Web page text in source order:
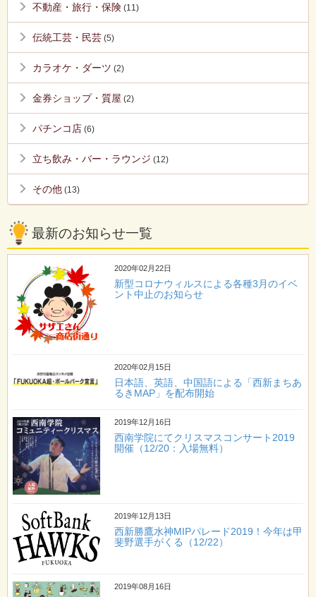
不動産・旅行・保険 (11)
伝統工芸・民芸 (5)
カラオケ・ダーツ (2)
金券ショップ・質屋 (2)
パチンコ店 (6)
立ち飲み・バー・ラウンジ (12)
その他 (13)
最新のお知らせ一覧
2020年02月22日
新型コロナウィルスによる各種3月のイベ
ント中止のお知らせ
2020年02月15日
日本語、英語、中国語による「西新まちあ
るきMAP」を配布開始
2019年12月16日
西南学院にてクリスマスコンサート2019
開催（12/20：入場無料）
2019年12月13日
西新勝鷹水神MIPパレード2019！今年は甲
斐野選手がくる（12/22）
2019年08月16日